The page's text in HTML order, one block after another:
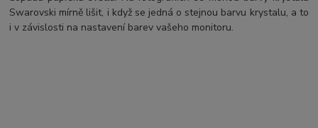
Swarovski mírně lišit, i když se jedná o stejnou barvu krystalu, a to
i v závislosti na nastavení barev vašeho monitoru.